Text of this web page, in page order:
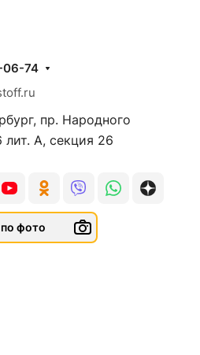
06-74
пр. Народного
лит. А, секция 26
фото